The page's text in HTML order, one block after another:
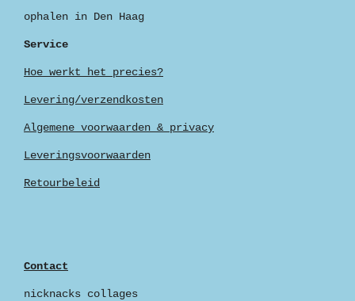
ophalen in Den Haag
Service
Hoe werkt het precies?
Levering/verzendkosten
Algemene voorwaarden & privacy
Leveringsvoorwaarden
Retourbeleid
Contact
nicknacks collages